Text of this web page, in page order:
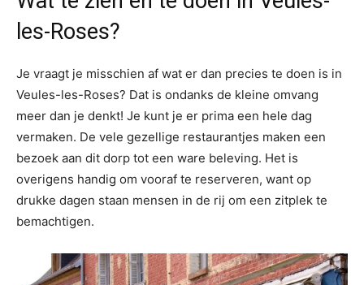
les-Roses?
Je vraagt je misschien af wat er dan precies te doen is in
Veules-les-Roses? Dat is ondanks de kleine omvang
meer dan je denkt! Je kunt je er prima een hele dag
vermaken. De vele gezellige restaurantjes maken een
bezoek aan dit dorp tot een ware beleving. Het is
overigens handig om vooraf te reserveren, want op
drukke dagen staan mensen in de rij om een zitplek te
bemachtigen.